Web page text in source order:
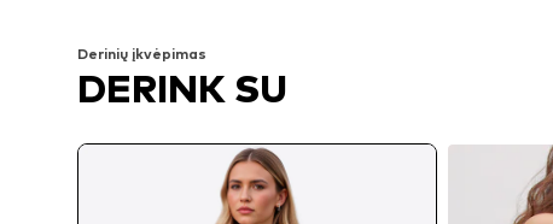
Derinių įkvėpimas
DERINK SU